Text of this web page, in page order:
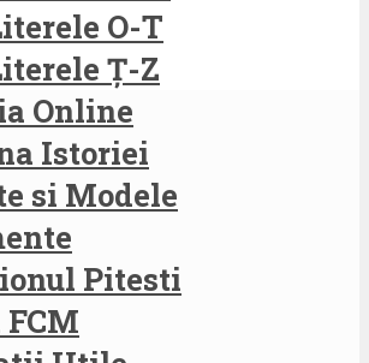
O-T
Ț-Z
Online
Istoriei
si Modele
Pitesti